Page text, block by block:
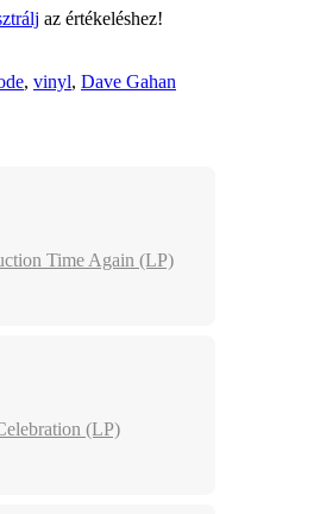
az értékeléshez!
, vinyl, Dave Gahan
Time Again (LP)
(LP)